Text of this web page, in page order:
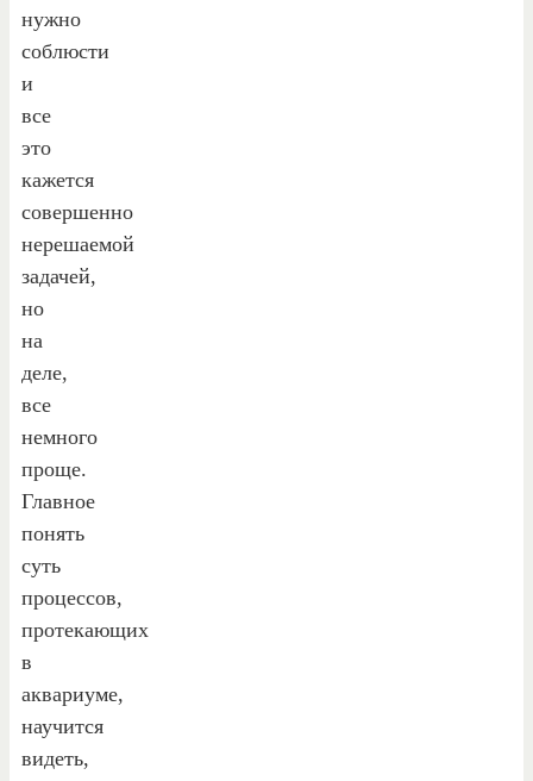
нужно
соблюсти
и
все
это
кажется
совершенно
нерешаемой
задачей,
но
на
деле,
все
немного
проще.
Главное
понять
суть
процессов,
протекающих
в
аквариуме,
научится
видеть,